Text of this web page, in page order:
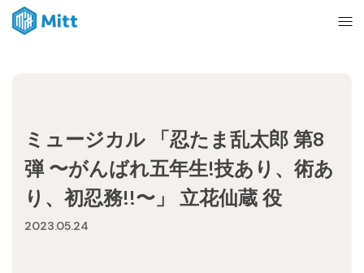
News
About
ミュージカル 「忍たま乱太郎 第8
弾 〜がんばれ五年生!技あり、術あ
り、初忍務!!〜」 立花仙蔵 役
2023.05.24